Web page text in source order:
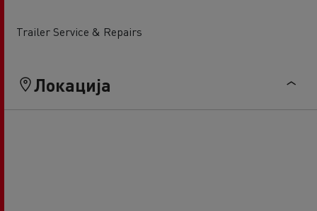
Trailer Service & Repairs
Локација